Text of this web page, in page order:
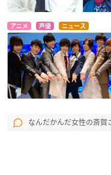
アニメ 声優 ニュース
なんだかんだ女性の斎賀